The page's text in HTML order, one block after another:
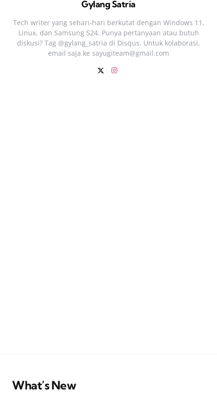
Gylang Satria
Tech writer yang sehari‑hari berkutat dengan Windows 11,
Linux, dan Samsung S24. Punya pertanyaan atau butuh
diskusi? Tag @gylang_satria di Disqus. Untuk kolaborasi,
email saja ke sayugiteam@gmail.com
What’s New